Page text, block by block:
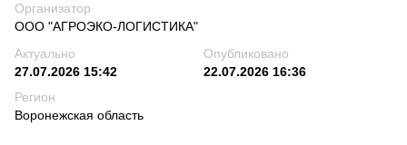
Организатор
ООО "АГРОЭКО-ЛОГИСТИКА"
Актуально
27.07.2026 15:42
Опубликовано
22.07.2026 16:36
Регион
Воронежская область